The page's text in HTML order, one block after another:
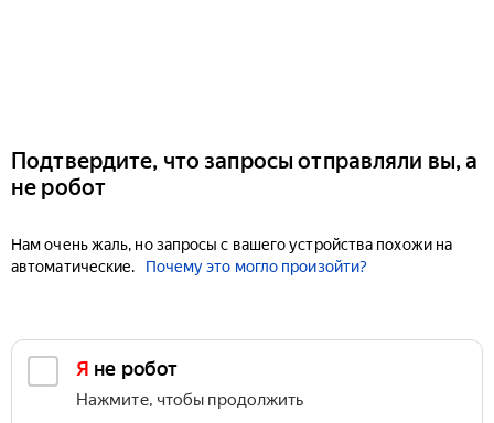
Подтвердите, что запросы отправляли вы, а
не робот
Нам очень жаль, но запросы с вашего устройства похожи на
автоматические.
Почему это могло произойти?
Я не робот
Нажмите, чтобы продолжить